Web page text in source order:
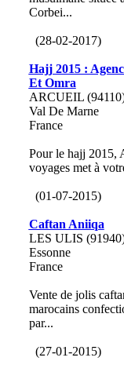
Corbei...
(28-02-2017)
Hajj 2015 :
Et Omra
ARCUEIL
Val De Marne
France
Pour le hajj 2015,
voyages met à
(01-07-2015)
Caftan Aniiqa
LES ULIS
Essonne
France
Vente de jolis
marocains
par...
(27-01-2015)